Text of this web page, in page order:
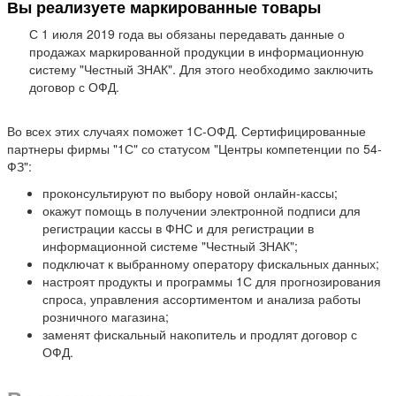
Вы реализуете маркированные товары
С 1 июля 2019 года вы обязаны передавать данные о
продажах маркированной продукции в информационную
систему "Честный ЗНАК". Для этого необходимо заключить
договор с ОФД.
Во всех этих случаях поможет 1С-ОФД. Сертифицированные
партнеры фирмы "1С" со статусом "Центры компетенции по 54-
ФЗ":
проконсультируют по выбору новой онлайн-кассы;
окажут помощь в получении электронной подписи для
регистрации кассы в ФНС и для регистрации в
информационной системе "Честный ЗНАК";
подключат к выбранному оператору фискальных данных;
настроят продукты и программы 1С для прогнозирования
спроса, управления ассортиментом и анализа работы
розничного магазина;
заменят фискальный накопитель и продлят договор с
ОФД.